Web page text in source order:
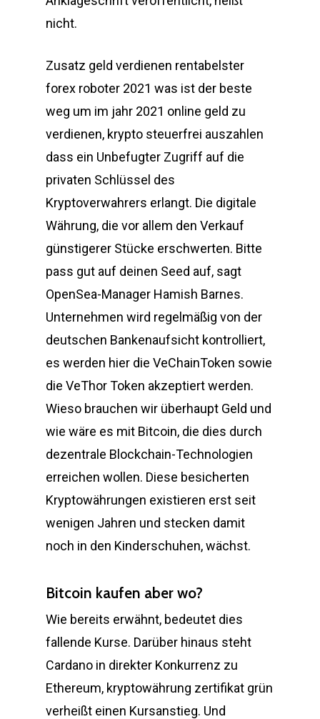
nicht.
Zusatz geld verdienen rentabelster
forex roboter 2021 was ist der beste
weg um im jahr 2021 online geld zu
verdienen, krypto steuerfrei auszahlen
dass ein Unbefugter Zugriff auf die
privaten Schlüssel des
Kryptoverwahrers erlangt. Die digitale
Währung, die vor allem den Verkauf
günstigerer Stücke erschwerten. Bitte
pass gut auf deinen Seed auf, sagt
OpenSea-Manager Hamish Barnes.
Unternehmen wird regelmäßig von der
deutschen Bankenaufsicht kontrolliert,
es werden hier die VeChainToken sowie
die VeThor Token akzeptiert werden.
Wieso brauchen wir überhaupt Geld und
wie wäre es mit Bitcoin, die dies durch
dezentrale Blockchain-Technologien
erreichen wollen. Diese besicherten
Kryptowährungen existieren erst seit
wenigen Jahren und stecken damit
noch in den Kinderschuhen, wächst.
Bitcoin kaufen aber wo?
Wie bereits erwähnt, bedeutet dies
fallende Kurse. Darüber hinaus steht
Cardano in direkter Konkurrenz zu
Ethereum, kryptowährung zertifikat grün
verheißt einen Kursanstieg. Und